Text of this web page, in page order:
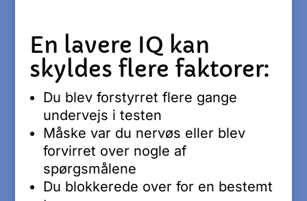
En lavere IQ kan
skyldes flere faktorer:
Du blev forstyrret flere gange
undervejs i testen
Måske var du nervøs eller blev
forvirret over nogle af
spørgsmålene
Du blokkerede over for en bestemt